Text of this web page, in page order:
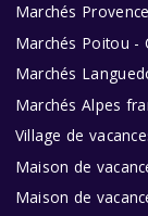
Marchés Provence
Marchés Poitou -
Marchés
Marchés Alpes
Village de
Maison de
Maison de